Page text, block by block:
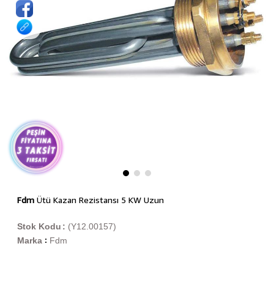
FdmÜtü Kazan Rezistansı 5 KW Uzun
(Y12.00157)
Stok Kodu
Marka : Fdm